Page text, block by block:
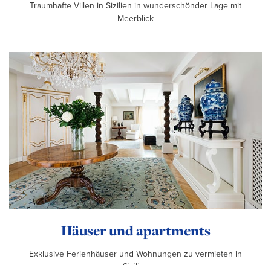
Traumhafte Villen in Sizilien in wunderschönder Lage mit
Meerblick
Häuser und apartments
Exklusive Ferienhäuser und Wohnungen zu vermieten in